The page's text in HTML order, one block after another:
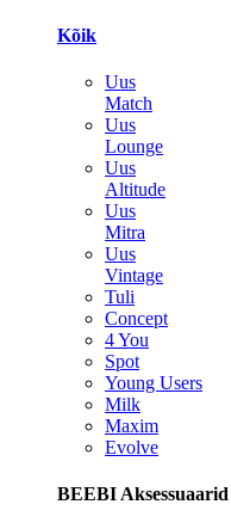
Kõik
Uus
Match
Uus
Lounge
Uus
Altitude
Uus
Mitra
Uus
Vintage
Tuli
Concept
4 You
Spot
Young Users
Milk
Maxim
Evolve
BEEBI Aksessuaarid